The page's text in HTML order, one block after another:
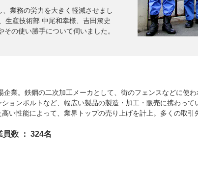
業務の労力を大きく軽減させまし
生産技術部 中尾和幸様、吉田篤史
の使い勝手について伺いました。
業。鉄鋼の二次加工メーカとして、街のフェンスなどに使
ョンボルトなど、幅広い製品の製造・加工・販売に携わって
い性能によって、業界トップの売り上げを計上。多くの取引
員数 ： 324名